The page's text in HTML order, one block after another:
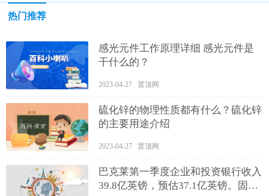
热门推荐
感光元件工作原理详细 感光元件是
干什么的？
2023-04-27 置顶网
硫化锌的物理性质都有什么？硫化锌
的主要用途介绍
2023-04-27 置顶网
巴克莱第一季度企业和投资银行收入
39.8亿英镑，预估37.1亿英镑。固定